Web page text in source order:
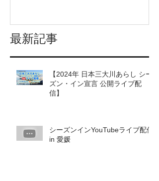
最新記事
【2024年 日本三大川あらし シー
ズン・イン宣言 公開ライブ配
信】
シーズンインYouTubeライブ配信
in 愛媛